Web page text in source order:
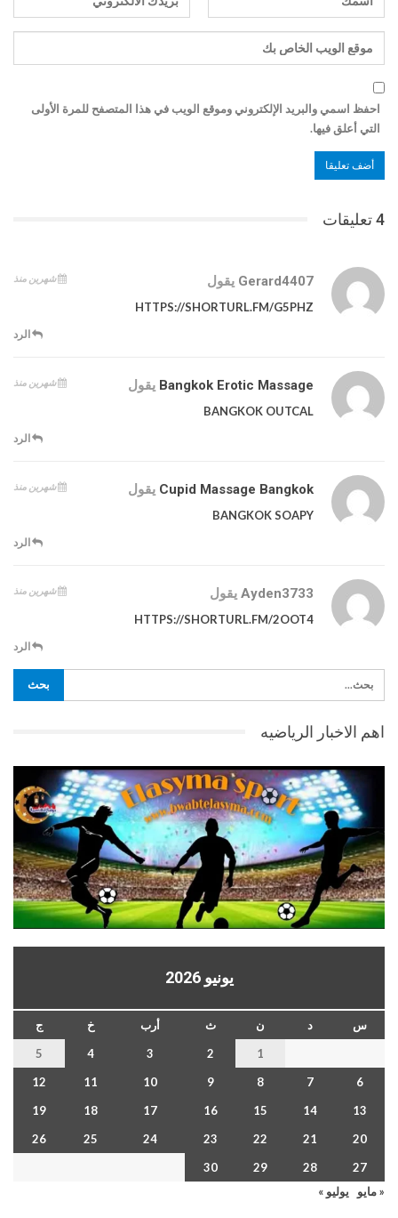
احفظ اسمي والبريد الإلكتروني وموقع الويب في هذا المتصفح للمرة الأولى
التي أعلق فيها.
4 تعليقات
Gerard4407 يقول شهرين منذ
HTTPS://SHORTURL.FM/G5PHZ
الرد
Bangkok Erotic Massage يقول شهرين منذ
BANGKOK OUTCAL
الرد
Cupid Massage Bangkok يقول شهرين منذ
BANGKOK SOAPY
الرد
Ayden3733 يقول شهرين منذ
HTTPS://SHORTURL.FM/2OOT4
الرد
اهم الاخبار الرياضيه
يونيو 2026
س د ن ث أرب خ
ج
1
2
3
4
5
6
7
8
9
10
11
12
13
14
15
16
17
18
19
20
21
22
23
24
25
26
27
28
29
30
« مايو
يوليو »